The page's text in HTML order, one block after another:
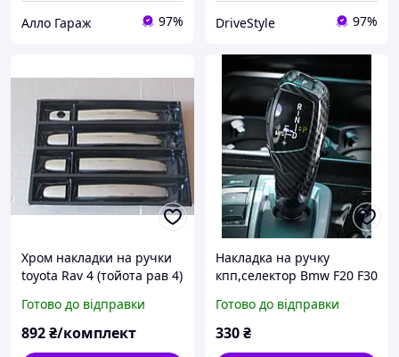
Алло Гараж 97% DriveStyle 97%
Хром накладки на ручки
toyota Rav 4 (тойота рав 4)
Готово до відправки
892₴/комплект
Накладка на ручку
кпп,селектор Bmw F20 F30
F25 X4 F26 F10
Готово до відправки
330₴